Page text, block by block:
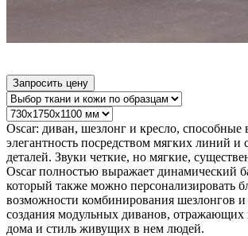
Запросить цену
Oscar: диван, шезлонг и кресло, способные
элегантность посредством мягких линий и
деталей. Звуки четкие, но мягкие,
Oscar полностью выражает динамический
который также можно персонализировать
возможности комбинирования шезлонгов и
создания модульных диванов, отражающих
дома и стиль живущих в нем людей.